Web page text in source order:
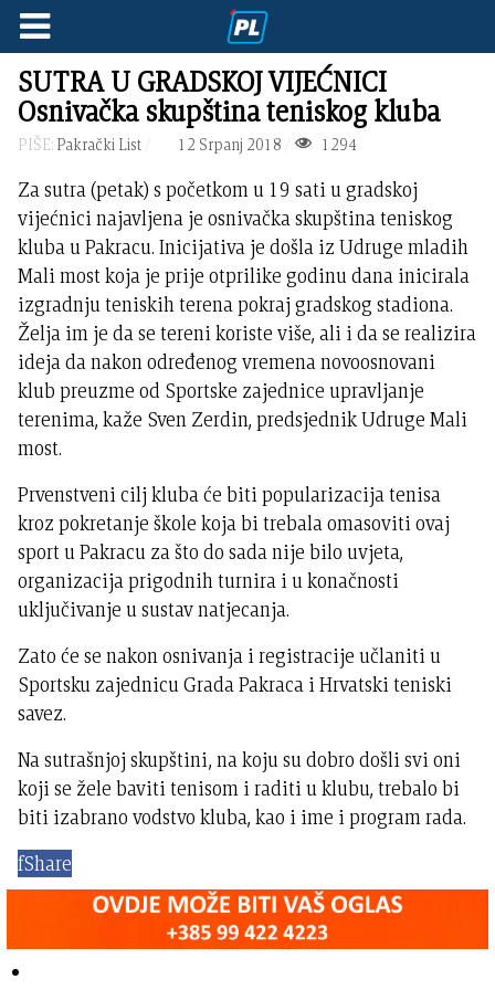
SUTRA U GRADSKOJ VIJEĆNICI
Osnivačka skupština teniskog kluba
PIŠE: Pakrački List 12 Srpanj 2018 1294
Za sutra (petak) s početkom u 19 sati u gradskoj
vijećnici najavljena je osnivačka skupština teniskog
kluba u Pakracu. Inicijativa je došla iz Udruge mladih
Mali most koja je prije otprilike godinu dana inicirala
izgradnju teniskih terena pokraj gradskog stadiona.
Želja im je da se tereni koriste više, ali i da se realizira
ideja da nakon određenog vremena novoosnovani
klub preuzme od Sportske zajednice upravljanje
terenima, kaže Sven Zerdin, predsjednik Udruge Mali
most.
Prvenstveni cilj kluba će biti popularizacija tenisa
kroz pokretanje škole koja bi trebala omasoviti ovaj
sport u Pakracu za što do sada nije bilo uvjeta,
organizacija prigodnih turnira i u konačnosti
uključivanje u sustav natjecanja.
Zato će se nakon osnivanja i registracije učlaniti u
Sportsku zajednicu Grada Pakraca i Hrvatski teniski
savez.
Na sutrašnjoj skupštini, na koju su dobro došli svi oni
koji se žele baviti tenisom i raditi u klubu, trebalo bi
biti izabrano vodstvo kluba, kao i ime i program rada.
fShare